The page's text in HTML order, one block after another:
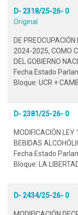
D- 2318/25-26- 0
Original
DE
2024-2025, COMO
DEL GOBIERNO
Fecha Estado
Bloque: UCR +
D- 2381/25-26- 0
MODIFICACIÓN LEY
BEBIDAS
Fecha Estado
Bloque: LA
D- 2434/25-26- 0